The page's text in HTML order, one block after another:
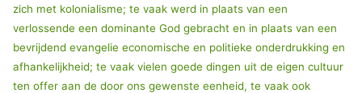
zich met kolonialisme; te vaak werd in plaats van een
verlossende een dominante God gebracht en in plaats van een
bevrijdend evangelie economische en politieke onderdrukking en
afhankelijkheid; te vaak vielen goede dingen uit de eigen cultuur
ten offer aan de door ons gewenste eenheid, te vaak ook